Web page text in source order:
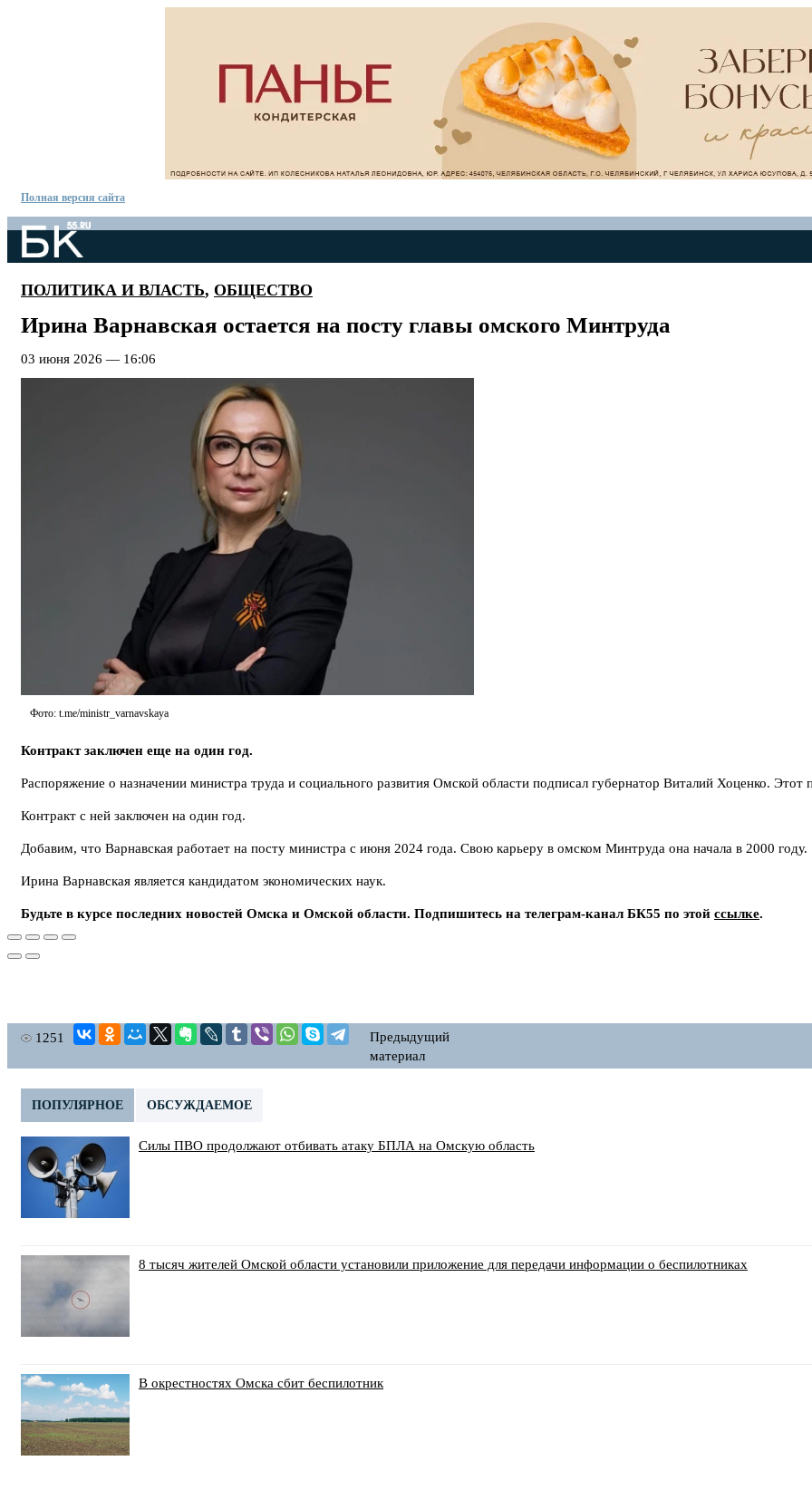
Полная версия сайта
ПОЛИТИКА И ВЛАСТЬ, ОБЩЕСТВО
Ирина Варнавская остается на посту главы омского Минтруда
03 июня 2026 — 16:06
Фото: t.me/ministr_varnavskaya
Контракт заключен еще на один год.
Распоряжение о назначении министра труда и социального развития Омской области подписал губернатор Виталий Хоценко. Этот
Контракт с ней заключен на один год.
Добавим, что Варнавская работает на посту министра с июня 2024 года. Свою карьеру в омском Минтруда она начала в 2000 году.
Ирина Варнавская является кандидатом экономических наук.
Будьте в курсе последних новостей Омска и Омской области. Подпишитесь на телеграм-канал БК55 по этой ссылке.
1251
Предыдущий
материал
ПОПУЛЯРНОЕ ОБСУЖДАЕМОЕ
Силы ПВО продолжают отбивать атаку БПЛА на Омскую область
8 тысяч жителей Омской области установили приложение для передачи информации о беспилотниках
В окрестностях Омска сбит беспилотник